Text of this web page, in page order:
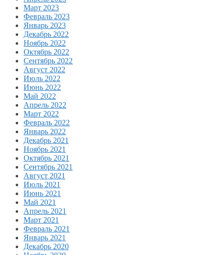
Март 2023
Февраль 2023
Январь 2023
Декабрь 2022
Ноябрь 2022
Октябрь 2022
Сентябрь 2022
Август 2022
Июль 2022
Июнь 2022
Май 2022
Апрель 2022
Март 2022
Февраль 2022
Январь 2022
Декабрь 2021
Ноябрь 2021
Октябрь 2021
Сентябрь 2021
Август 2021
Июль 2021
Июнь 2021
Май 2021
Апрель 2021
Март 2021
Февраль 2021
Январь 2021
Декабрь 2020